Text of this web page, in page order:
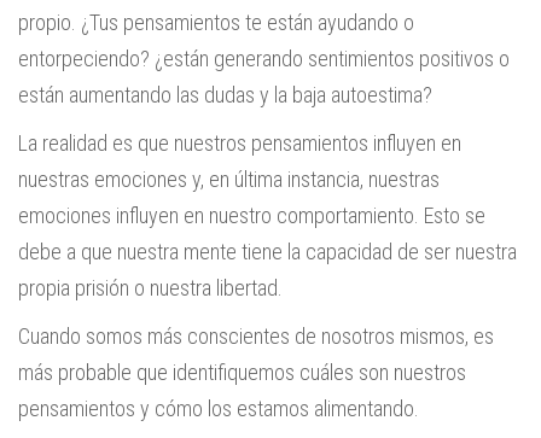
propio. ¿Tus pensamientos te están ayudando o
entorpeciendo? ¿están generando sentimientos positivos o
están aumentando las dudas y la baja autoestima?
La realidad es que nuestros pensamientos influyen en
nuestras emociones y, en última instancia, nuestras
emociones influyen en nuestro comportamiento. Esto se
debe a que nuestra mente tiene la capacidad de ser nuestra
propia prisión o nuestra libertad.
Cuando somos más conscientes de nosotros mismos, es
más probable que identifiquemos cuáles son nuestros
pensamientos y cómo los estamos alimentando.